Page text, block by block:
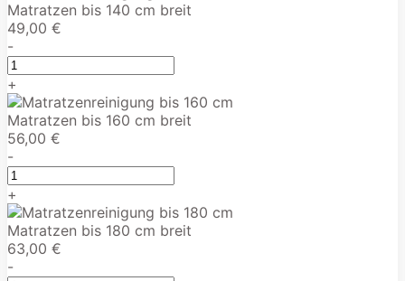
Matratzen bis 140 cm breit
49,00 €
-
+
Matratzen bis 160 cm breit
56,00 €
-
+
Matratzen bis 180 cm breit
63,00 €
-